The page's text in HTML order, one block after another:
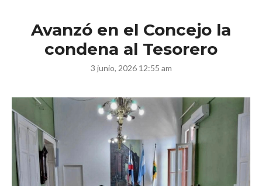
Avanzó en el Concejo la
condena al Tesorero
3 junio, 2026 12:55 am